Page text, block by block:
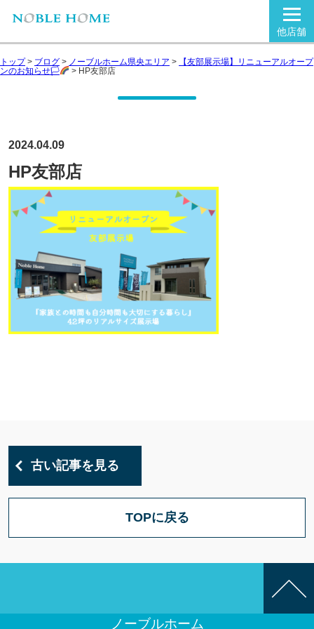
他店舗
トップ> ブログ > ノーブルホーム県央エリア >
【友部展示場】リニューアルオープ
ンのお知らせ🏳‍
> HP友部店
2024.04.09
HP友部店
古い記事を見る
TOPに戻る
ノーブルホーム